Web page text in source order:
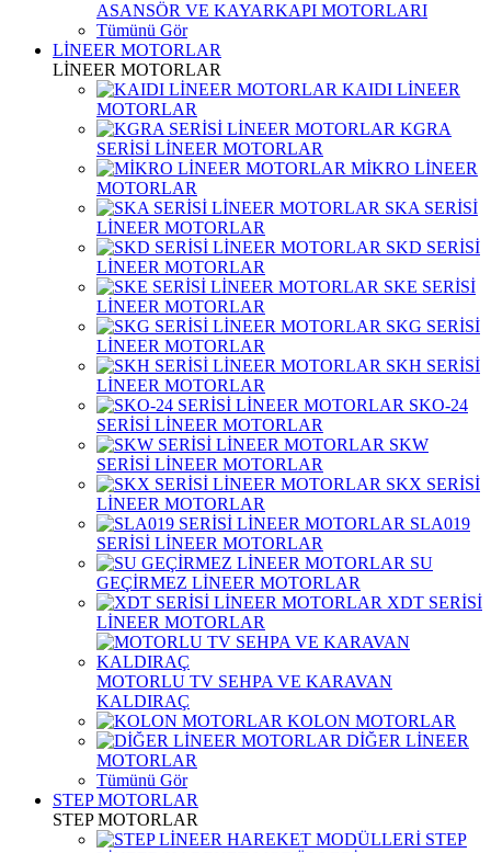
ASANSÖR VE KAYARKAPI MOTORLARI
Tümünü Gör
LİNEER MOTORLAR
LİNEER MOTORLAR
KAIDI LİNEER
MOTORLAR
KGRA
SERİSİ LİNEER MOTORLAR
MİKRO LİNEER
MOTORLAR
SKA SERİSİ
LİNEER MOTORLAR
SKD SERİSİ
LİNEER MOTORLAR
SKE SERİSİ
LİNEER MOTORLAR
SKG SERİSİ
LİNEER MOTORLAR
SKH SERİSİ
LİNEER MOTORLAR
SKO-24
SERİSİ LİNEER MOTORLAR
SKW
SERİSİ LİNEER MOTORLAR
SKX SERİSİ
LİNEER MOTORLAR
SLA019
SERİSİ LİNEER MOTORLAR
SU
GEÇİRMEZ LİNEER MOTORLAR
XDT SERİSİ
LİNEER MOTORLAR
MOTORLU TV SEHPA VE KARAVAN
KALDIRAÇ
KOLON MOTORLAR
DİĞER LİNEER
MOTORLAR
Tümünü Gör
STEP MOTORLAR
STEP MOTORLAR
STEP